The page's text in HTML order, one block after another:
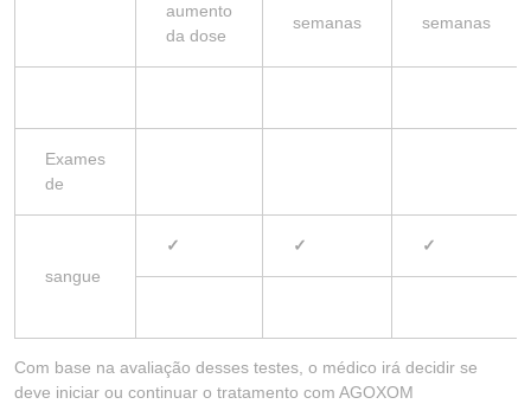
aumento
da dose
semanas semanas
Exames
de
sangue
✓ ✓ ✓
Com base na avaliação desses testes, o médico irá decidir se
deve iniciar ou continuar o tratamento com AGOXOM